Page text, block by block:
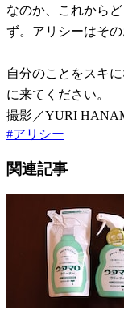
なのか、これから
ず。アリシーはそ
自分のことをスキ
に来てください。
撮影／YURI
#アリシー
関連記事